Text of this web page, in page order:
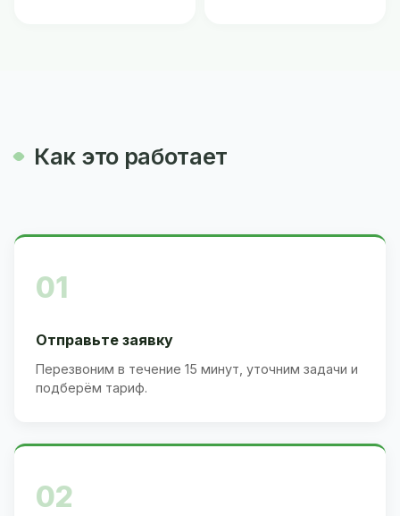
Как это работает
01
Отправьте заявку
Перезвоним в течение 15 минут, уточним задачи и
подберём тариф.
02